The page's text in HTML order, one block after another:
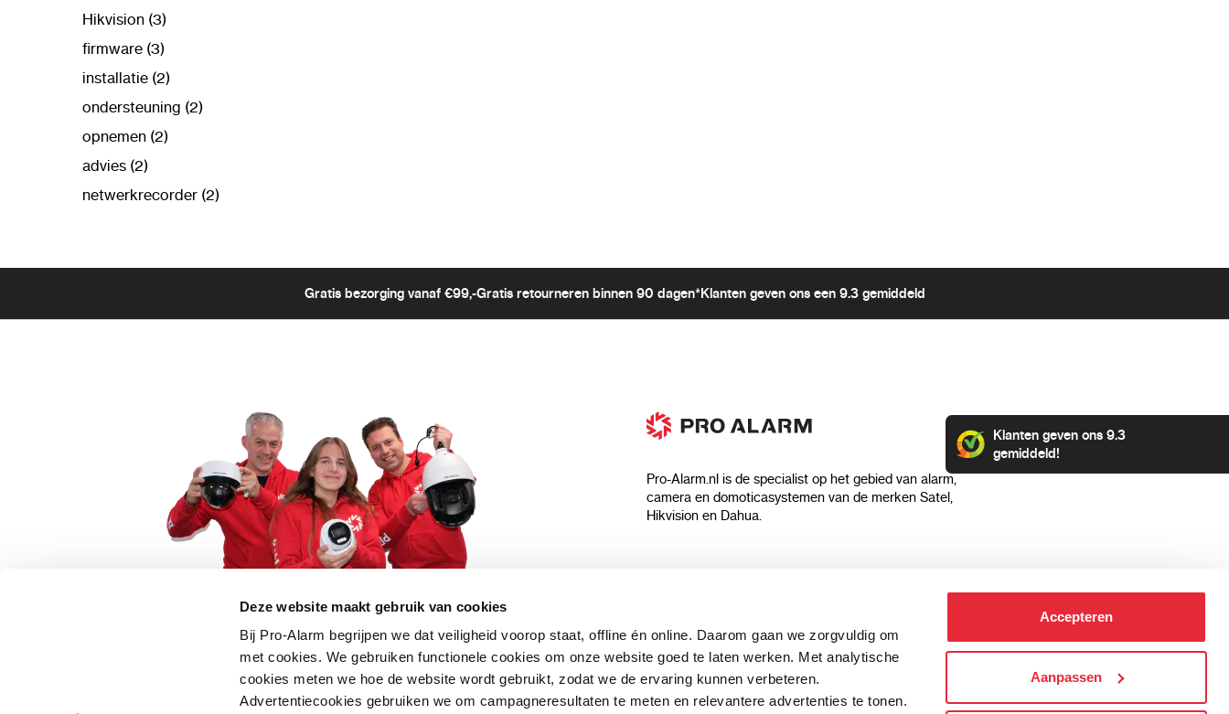
Deze website maakt gebruik van cookies
Bij Pro-Alarm begrijpen we dat veiligheid voorop staat, offline én online. Daarom gaan we zorgvuldig om
met cookies. We gebruiken functionele cookies om onze website goed te laten werken. Met analytische
cookies meten we hoe de website wordt gebruikt, zodat we de ervaring kunnen verbeteren.
Advertentiecookies gebruiken we om campagneresultaten te meten en relevantere advertenties te tonen.
Accepteren
Aanpassen
Hikvision (3)
firmware (3)
installatie (2)
ondersteuning (2)
opnemen (2)
advies (2)
netwerkrecorder (2)
Gratis bezorging vanaf €99,-Gratis retourneren binnen 90 dagen*Klanten geven ons een 9.3 gemiddeld
5 euro korting op je aankoop?
Schrijf je direct in voor onze nieuwsbrief en
Pro-Alarm.nl is de specialist op het gebied van alarm,
camera en domoticasystemen van de merken Satel,
Hikvision en Dahua.
Klanten geven ons 9.3
gemiddeld!
Algemene voorwaarden
Privacyverklaring
Blog
Verzending & bezorging
Aansluit instructies
Categorieën
Alarmsystemen
Beveiligingscamera's
IP camera's
Hikvision camera's